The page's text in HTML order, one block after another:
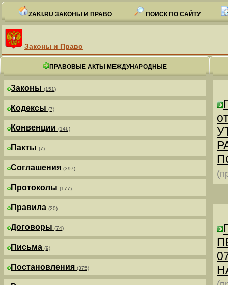
ZAKI.RU ЗАКОНЫ И ПРАВО ПОИСК ПО САЙТУ
Законы и Право
ПРАВОВЫЕ АКТЫ МЕЖДУНАРОДНЫЕ
Законы (151)
Кодексы (7)
Конвенции (146)
Пакты (7)
Соглашения (397)
Протоколы (177)
Правила (20)
Договоры (74)
Письма (9)
Постановления (375)